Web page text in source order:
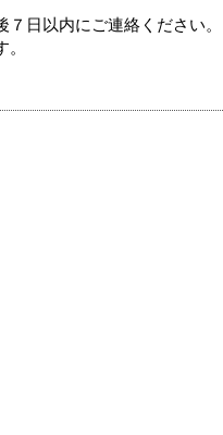
日以内にご連絡ください